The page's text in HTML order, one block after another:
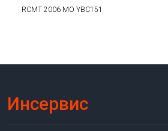
RCMT 2006 MO YBC151
Инсервис